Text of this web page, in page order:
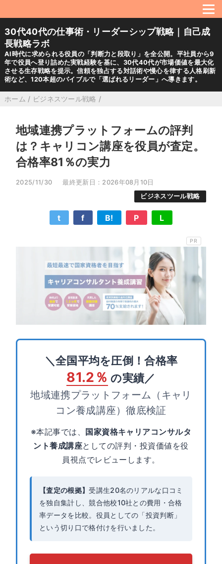
30代40代の仕事術・リーダーシップ戦略｜自己成
長戦略ラボ
AI時代に求められる役員の「判断力と段取り」を全公開。平社員から9
年で役員へ登り詰めた実戦経験を基に、30代40代が市場価値を最大化
させる生存戦略を提示。信頼を独占する対話術や慢心を律する人格刷新
術など、120本超のバイブルで「選ばれるリーダー」へ導きます。
ホーム / ビジネスツール戦略 /
地域連携プラットフォームの評判
は？キャリコン講座を役員が査定。
合格率81％の実力
2025/11/30
最終更新日：2026年08月10日
ビジネスツール戦略
t f B! P L
PR
＼全国平均を圧倒！合格率
81.2％ の実績／
地域連携プラットフォーム（キャリ
コン養成講座）徹底検証
※本記事では、 国家資格キャリアコンサルタ
ント養成講座としての評判・投資価値を役
員視点でレビューします。
【査定の根拠】受講生20名のリアルな口コミ
を独自集計し、競合他校10社との費用・合格
率データを比較。役員としての「投資判断」
という切り口で格付けを行いました。